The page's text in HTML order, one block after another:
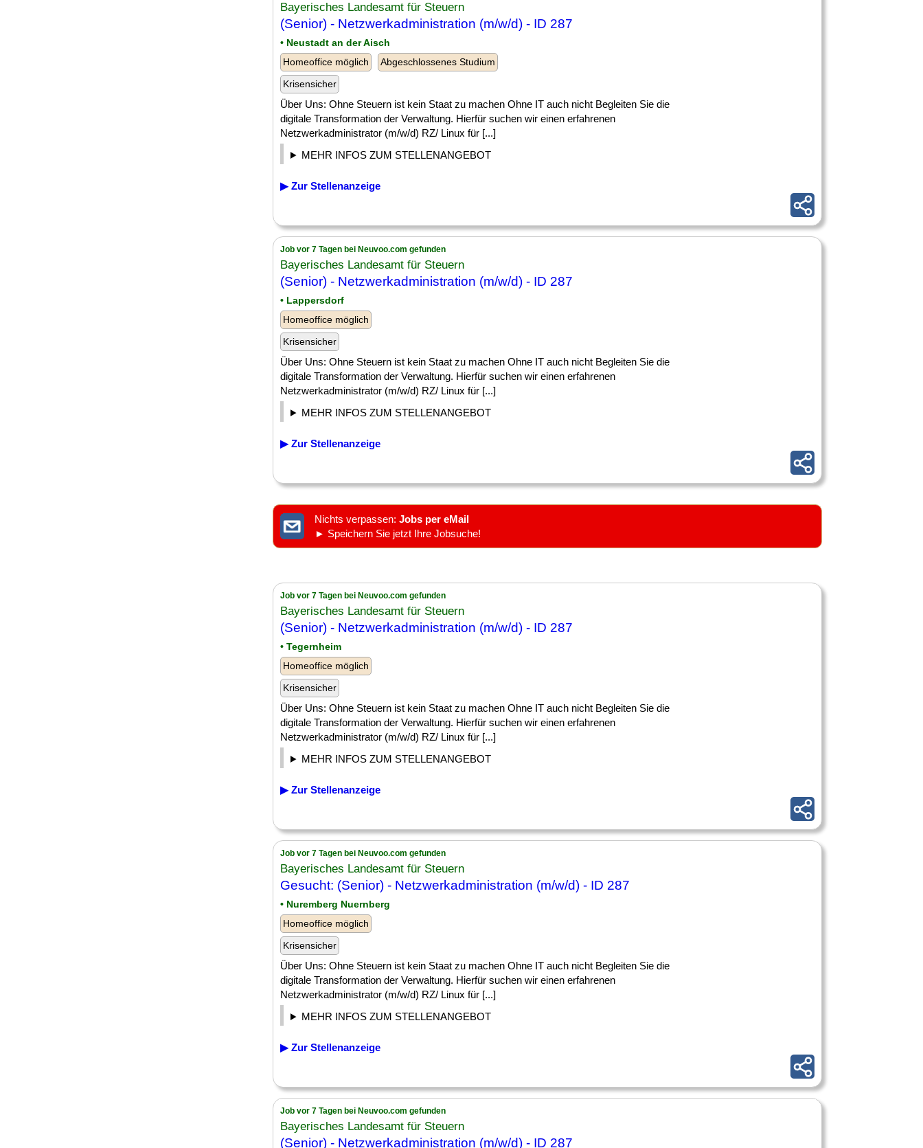
Bayerisches Landesamt für Steuern
(Senior) - Netzwerkadministration (m/w/d) - ID 287
• Neustadt an der Aisch
Homeoffice möglich
Abgeschlossenes Studium
Krisensicher
Über Uns: Ohne Steuern ist kein Staat zu machen Ohne IT auch nicht Begleiten Sie die
digitale Transformation der Verwaltung. Hierfür suchen wir einen erfahrenen
Netzwerkadministrator (m/w/d) RZ/ Linux für [...]
MEHR INFOS ZUM STELLENANGEBOT
▶ Zur Stellenanzeige
Job vor 7 Tagen bei Neuvoo.com gefunden
Bayerisches Landesamt für Steuern
(Senior) - Netzwerkadministration (m/w/d) - ID 287
• Lappersdorf
Homeoffice möglich
Krisensicher
Über Uns: Ohne Steuern ist kein Staat zu machen Ohne IT auch nicht Begleiten Sie die
digitale Transformation der Verwaltung. Hierfür suchen wir einen erfahrenen
Netzwerkadministrator (m/w/d) RZ/ Linux für [...]
MEHR INFOS ZUM STELLENANGEBOT
▶ Zur Stellenanzeige
Nichts verpassen: Jobs per eMail
► Speichern Sie jetzt Ihre Jobsuche!
Job vor 7 Tagen bei Neuvoo.com gefunden
Bayerisches Landesamt für Steuern
(Senior) - Netzwerkadministration (m/w/d) - ID 287
• Tegernheim
Homeoffice möglich
Krisensicher
Über Uns: Ohne Steuern ist kein Staat zu machen Ohne IT auch nicht Begleiten Sie die
digitale Transformation der Verwaltung. Hierfür suchen wir einen erfahrenen
Netzwerkadministrator (m/w/d) RZ/ Linux für [...]
MEHR INFOS ZUM STELLENANGEBOT
▶ Zur Stellenanzeige
Job vor 7 Tagen bei Neuvoo.com gefunden
Bayerisches Landesamt für Steuern
Gesucht: (Senior) - Netzwerkadministration (m/w/d) - ID 287
• Nuremberg Nuernberg
Homeoffice möglich
Krisensicher
Über Uns: Ohne Steuern ist kein Staat zu machen Ohne IT auch nicht Begleiten Sie die
digitale Transformation der Verwaltung. Hierfür suchen wir einen erfahrenen
Netzwerkadministrator (m/w/d) RZ/ Linux für [...]
MEHR INFOS ZUM STELLENANGEBOT
▶ Zur Stellenanzeige
Job vor 7 Tagen bei Neuvoo.com gefunden
Bayerisches Landesamt für Steuern
(Senior) - Netzwerkadministration (m/w/d) - ID 287